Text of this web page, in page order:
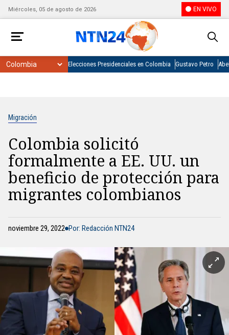
Miércoles, 05 de agosto de 2026 EN VIVO
Elecciones Presidenciales en Colombia Gustavo Petro
Migración
Colombia solicitó
formalmente a EE. UU. un
beneficio de protección para
migrantes colombianos
noviembre 29, 2022 Por: Redacción NTN24